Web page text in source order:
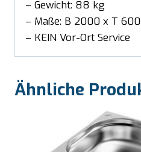
– Gewicht: 88 kg
– Maße: B 2000 x T
– KEIN Vor-Ort Service
Ähnliche